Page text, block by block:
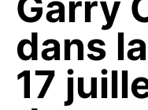
dans
17